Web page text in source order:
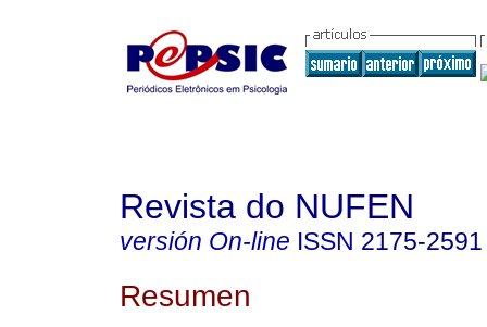
Revista do NUFEN
versión On-line ISSN 2175-2591
Resumen